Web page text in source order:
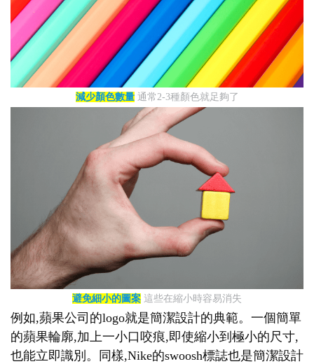
減少顏色數量通常2-3種顏色就足夠了
避免細小的圖案 這些在縮小時容易消失
例如,蘋果公司的logo就是簡潔設計的典範。一個簡單
的蘋果輪廓,加上一小口咬痕,即使縮小到極小的尺寸,
也能立即識別。同樣,Nike的swoosh標誌也是簡潔設計